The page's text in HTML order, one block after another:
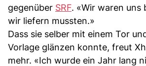
gegenüber SRF. «Wir waren uns
wir liefern mussten.»
Dass sie selber mit einem Tor
Vorlage glänzen konnte, freut
mehr. «Ich wurde ein Jahr lang